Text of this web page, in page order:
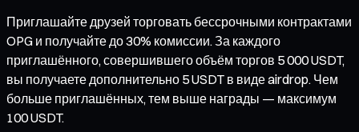
Приглашайте друзей торговать бессрочными контрактами
OPG и получайте до 30% комиссии. За каждого
приглашённого, совершившего объём торгов 5 000 USDT,
вы получаете дополнительно 5 USDT в виде airdrop. Чем
больше приглашённых, тем выше награды — максимум
100 USDT.